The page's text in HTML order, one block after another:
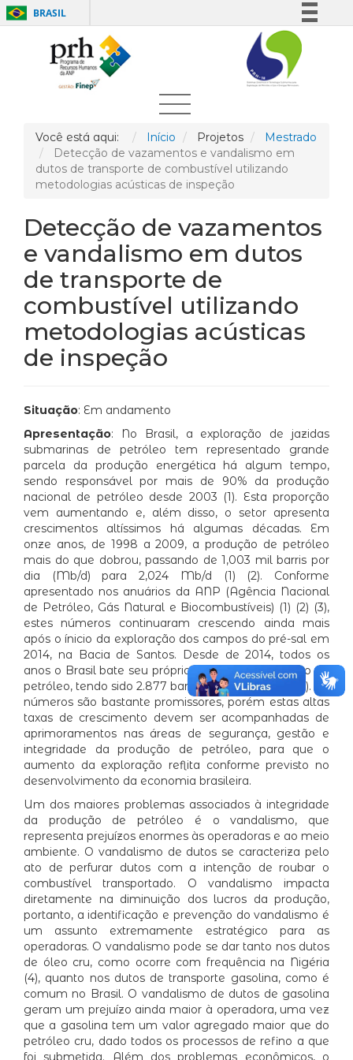
BRASIL
Simplifique!
Comunica BR
Participe
Legislação
Canais
Você está aqui: Início Projetos
Mestrado
Detecção de vazamentos e vandalismo em
dutos de transporte de combustível utilizando
metodologias acústicas de inspeção
Detecção de vazamentos
e vandalismo em dutos
de transporte de
combustível utilizando
metodologias acústicas
de inspeção
Situação: Em andamento
Apresentação: No Brasil, a exploração de jazidas
submarinas de petróleo tem representado grande
parcela da produção energética há algum tempo,
sendo responsável por mais de 90% da produção
nacional de petróleo desde 2003 (1). Esta proporção
vem aumentando e, além disso, o setor apresenta
crescimentos altíssimos há algumas décadas. Em
onze anos, de 1998 a 2009, a produção de petróleo
mais do que dobrou, passando de 1,003 mil barris por
dia (Mb/d) para 2,024 Mb/d (1) (2). Conforme
apresentado nos anuários da ANP (Agência Nacional
de Petróleo, Gás Natural e Biocombustíveis) (1) (2) (3),
estes números continuaram crescendo ainda mais
após o ínicio da exploração dos campos do pré-sal em
2014, na Bacia de Santos. Desde de 2014, todos os
anos o Brasil bate seu próprio recorde de produção de
petróleo, tendo sido 2.877 barris por dia em 2019 (3). Os
números são bastante promissores, porém estas altas
taxas de crescimento devem ser acompanhadas de
aprimoramentos nas áreas de segurança, gestão e
integridade da produção de petróleo, para que o
aumento da exploração reflita conforme previsto no
desenvolvimento da economia brasileira.
Um dos maiores problemas associados à integridade
da produção de petróleo é o vandalismo, que
representa prejuízos enormes às operadoras e ao meio
ambiente. O vandalismo de dutos se caracteriza pelo
ato de perfurar dutos com a intenção de roubar o
combustível transportado. O vandalismo impacta
diretamente na diminuição dos lucros da produção,
portanto, a identificação e prevenção do vandalismo é
um assunto extremamente estratégico para as
operadoras. O vandalismo pode se dar tanto nos dutos
de óleo cru, como ocorre com frequência na Nigéria
(4), quanto nos dutos de transporte gasolina, como é
comum no Brasil. O vandalismo de dutos de gasolina
geram um prejuízo ainda maior à operadora, uma vez
que a gasolina tem um valor agregado maior que do
petróleo cru, dado todos os processos de refino a que
foi submetida. Além dos problemas econômicos, o